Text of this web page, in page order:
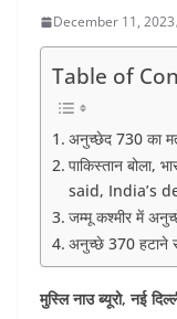
December 11, 2023
Table of
अनुच्छेद 730 का
पाकिस्तान बोला,
said, India’s
जम्मू कश्मीर में
अनुच्छे 370 हटाने
मुस्लि नाउ ब्यूरो, नई